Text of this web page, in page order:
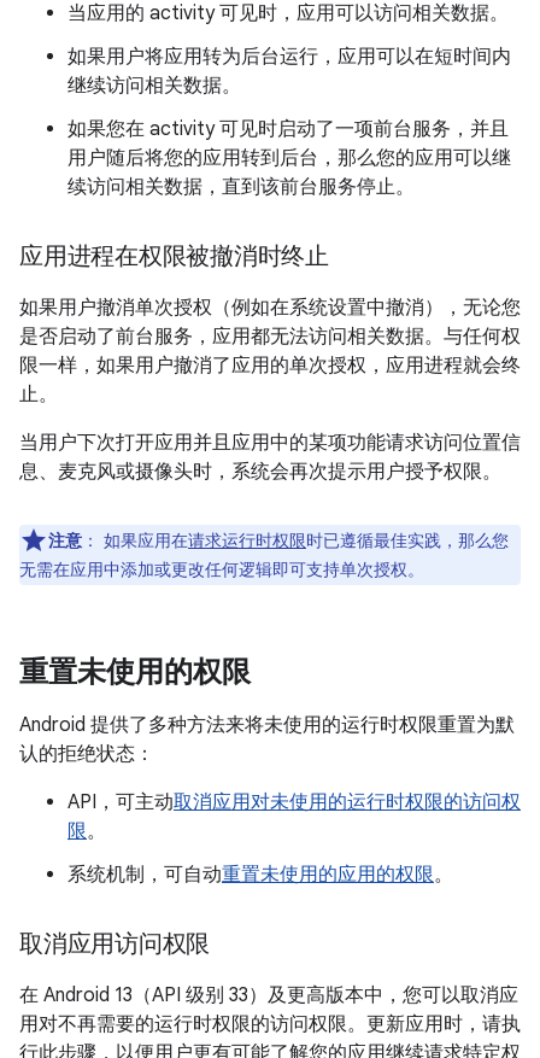
当应用的 activity 可见时，应用可以访问相关数据。
如果用户将应用转为后台运行，应用可以在短时间内
继续访问相关数据。
如果您在 activity 可见时启动了一项前台服务，并且
用户随后将您的应用转到后台，那么您的应用可以继
续访问相关数据，直到该前台服务停止。
应用进程在权限被撤消时终止
如果用户撤消单次授权（例如在系统设置中撤消），无论您
是否启动了前台服务，应用都无法访问相关数据。与任何权
限一样，如果用户撤消了应用的单次授权，应用进程就会终
止。
当用户下次打开应用并且应用中的某项功能请求访问位置信
息、麦克风或摄像头时，系统会再次提示用户授予权限。
注意 ： 如果应用在请求运行时权限时已遵循最佳实践，那么您
无需在应用中添加或更改任何逻辑即可支持单次授权。
重置未使用的权限
Android 提供了多种方法来将未使用的运行时权限重置为默
认的拒绝状态：
API，可主动取消应用对未使用的运行时权限的访问权
限。
系统机制，可自动重置未使用的应用的权限。
取消应用访问权限
在 Android 13（API 级别 33）及更高版本中，您可以取消应
用对不再需要的运行时权限的访问权限。更新应用时，请执